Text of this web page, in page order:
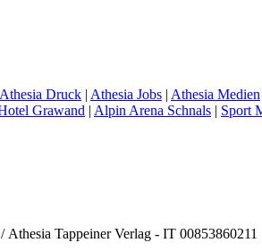
Athesia Druck | Athesia Jobs | Athesia Medien
Grawand | Alpin Arena Schnals | Sport
Tappeiner Verlag - IT 00853860211